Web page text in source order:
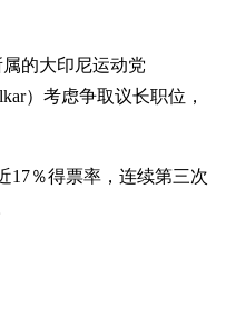
的大印尼运动党
）考虑争取议长职位，
17％得票率，连续第三次